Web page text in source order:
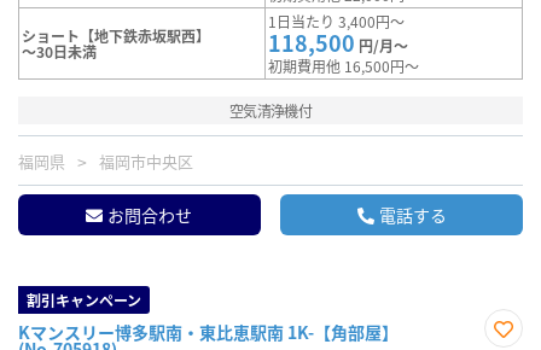
ショート【地下鉄赤坂駅西】
～30日未満
1日当たり 3,400円～
118,500 円/月～
初期費用他 16,500円～
空気清浄機付
福岡県 福岡市中央区
お問合わせ 電話する
割引キャンペーン
Kマンスリー博多駅南・東比恵駅南 1K-【角部屋】